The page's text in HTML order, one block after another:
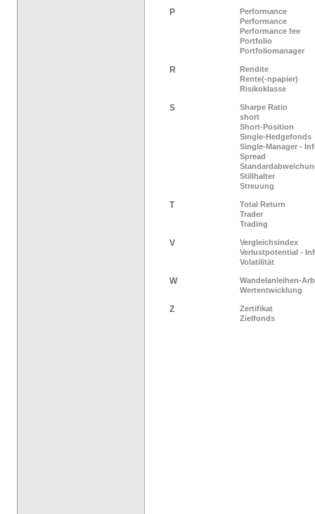
P
Performance
Performance
Performance fee
Portfolio
Portfoliomanager
R
Rendite
Rente(-npapier)
Risikoklasse
S
Sharpe Ratio
short
Short-Position
Single-Hedgefonds
Single-Manager -
Spread
Stillhalter
Streuung
T
Total Return
Trader
Trading
V
Vergleichsindex
Verlustpotential -
Volatilität
W
Wandelanleihen-
Wertentwicklung
Z
Zertifikat
Zielfonds